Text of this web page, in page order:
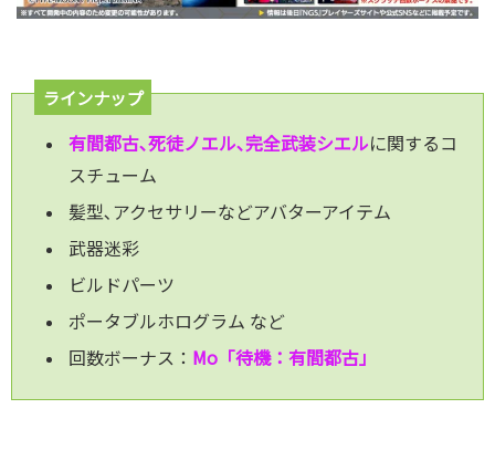
ラインナップ
有間都古､死徒ノエル､完全武装シエルに関するコ
スチューム
髪型､アクセサリーなどアバターアイテム
武器迷彩
ビルドパーツ
ポータブルホログラム など
回数ボーナス： Mo「待機：有間都古」